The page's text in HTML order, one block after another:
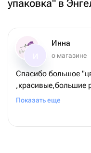
упаковка" в
Инна
о магазине
Спасибо большое
,красивые,большие
подходящее время
Показать еще